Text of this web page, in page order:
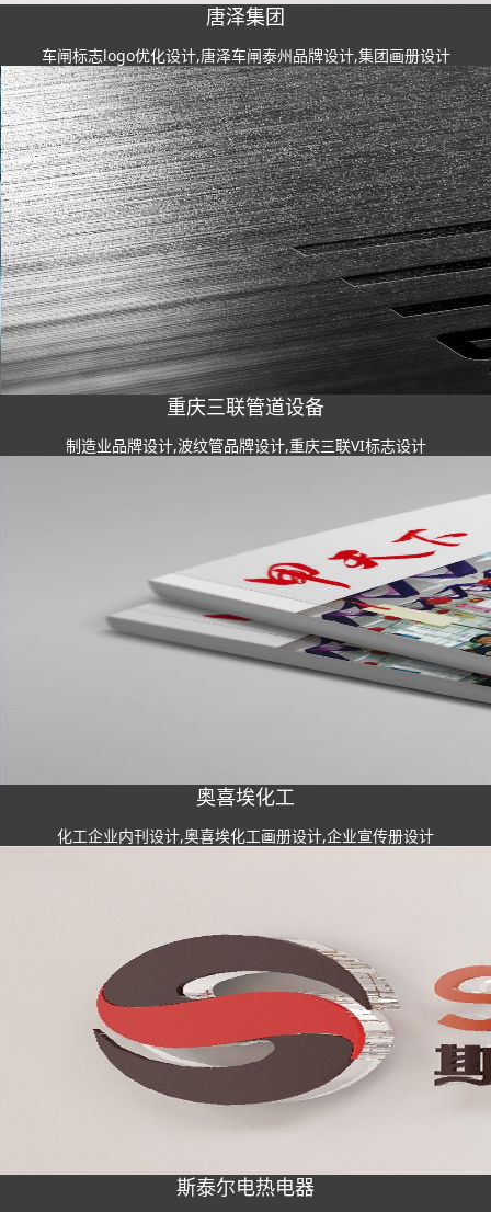
唐泽集团
车闸标志logo优化设计,唐泽车闸泰州品牌设计,集团画册设计
重庆三联管道设备
制造业品牌设计,波纹管品牌设计,重庆三联VI标志设计
奥喜埃化工
化工企业内刊设计,奥喜埃化工画册设计,企业宣传册设计
斯泰尔电热电器